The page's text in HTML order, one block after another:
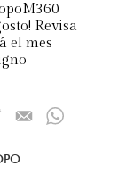
Revisa
el mes